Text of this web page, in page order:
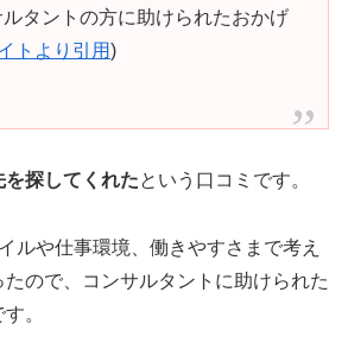
タントの方に助けられたおかげ
トより引用)
を探してくれたという口コミです。
ルや仕事環境、働きやすさまで考え
ので、コンサルタントに助けられた
。